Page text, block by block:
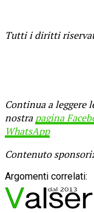
Tutti i diritti
Continua a leggere
nostrapagina
WhatsApp
Contenuto
Argomenti correlati: